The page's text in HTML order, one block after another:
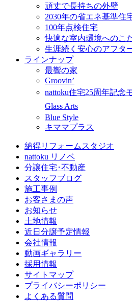
頑丈で長持ちの外壁
2030年の省エネ基準住
100年点検住宅
快適な室内環境へのこ
生涯続く安心のアフタ
ラインナップ
最響の家
Groovin’
nattoku住宅25周年記念
Glass Arts
Blue Style
キママプラス
納得リフォームスタジオ
nattoku リノベ
分譲住宅･不動産
スタッフブログ
施工事例
お客さまの声
お知らせ
土地情報
近日分譲予定情報
会社情報
動画ギャラリー
採用情報
サイトマップ
プライバシーポリシー
よくある質問